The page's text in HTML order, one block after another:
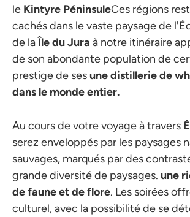
le Kintyre PéninsuleCes régions
cachés dans le vaste paysage de
de laÎle du Jura à notre itinéraire
de son abondante population de
prestige de sesune distillerie de
dans le monde entier.
Au cours de votre voyage à travers
serez enveloppés par les paysages
sauvages, marqués par des
grande diversité de paysages. une
de faune et de flore. Les soirées
culturel, avec la possibilité de se